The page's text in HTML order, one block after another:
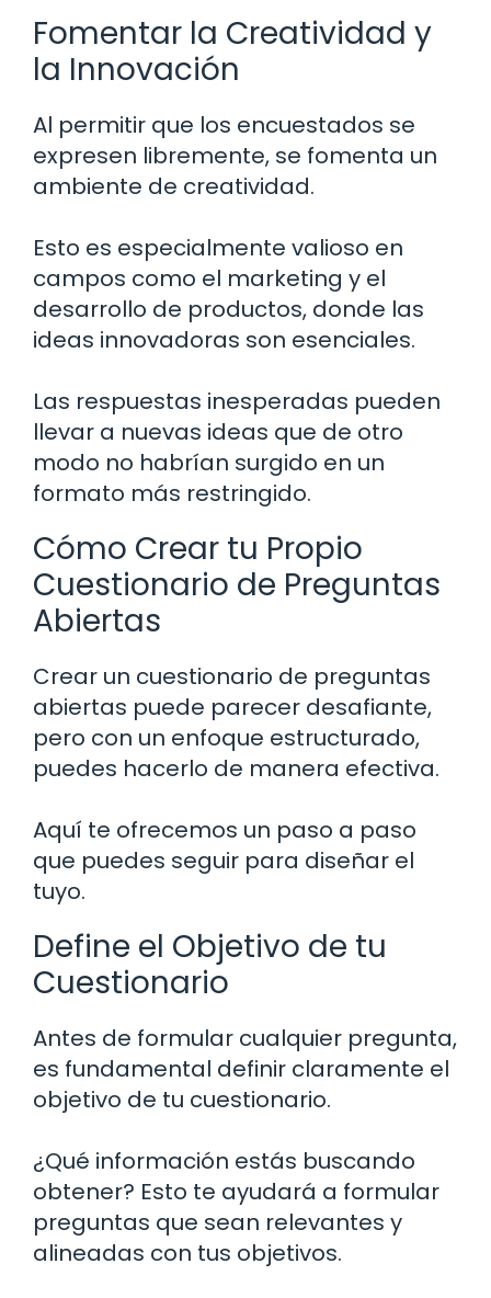
Fomentar la Creatividad y
la Innovación
Al permitir que los encuestados se
expresen libremente, se fomenta un
ambiente de creatividad.
Esto es especialmente valioso en
campos como el marketing y el
desarrollo de productos, donde las
ideas innovadoras son esenciales.
Las respuestas inesperadas pueden
llevar a nuevas ideas que de otro
modo no habrían surgido en un
formato más restringido.
Cómo Crear tu Propio
Cuestionario de Preguntas
Abiertas
Crear un cuestionario de preguntas
abiertas puede parecer desafiante,
pero con un enfoque estructurado,
puedes hacerlo de manera efectiva.
Aquí te ofrecemos un paso a paso
que puedes seguir para diseñar el
tuyo.
Define el Objetivo de tu
Cuestionario
Antes de formular cualquier pregunta,
es fundamental definir claramente el
objetivo de tu cuestionario.
¿Qué información estás buscando
obtener? Esto te ayudará a formular
preguntas que sean relevantes y
alineadas con tus objetivos.